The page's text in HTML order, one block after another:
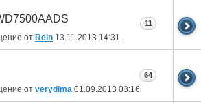
от Rein 13.11.2013 14:31
11
от verydima 01.09.2013 03:16
64